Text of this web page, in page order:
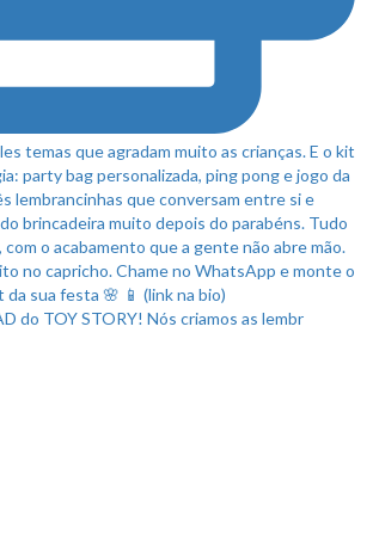
do TOY STORY! Nós criamos as lembr